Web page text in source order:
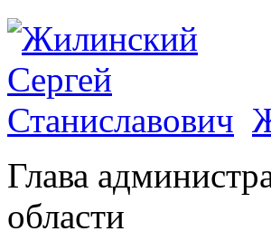
Глава
области